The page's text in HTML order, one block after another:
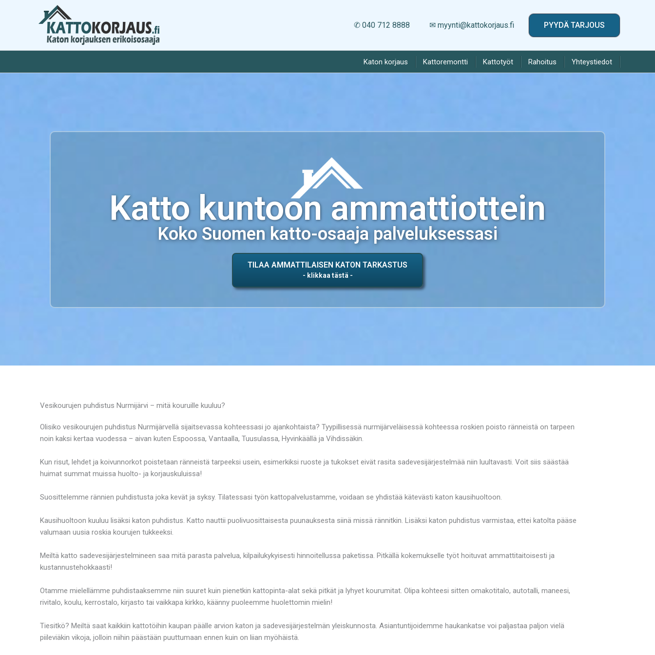
✆ 040 712 8888 ✉ myynti@kattokorjaus.fi PYYDÄ TARJOUS
Katon korjaus Kattoremontti Kattotyöt Rahoitus Yhteystiedot
Katto kuntoon ammattiottein
Koko Suomen katto-osaaja palveluksessasi
TILAA AMMATTILAISEN KATON TARKASTUS
Vesikourujen puhdistus Nurmijärvi – mitä kouruille kuuluu?
Olisiko vesikourujen puhdistus Nurmijärvellä sijaitsevassa kohteessasi jo ajankohtaista? Tyypillisessä nurmijärveläisessä kohteessa roskien poisto ränneistä on tarpeen
noin kaksi kertaa vuodessa – aivan kuten Espoossa, Vantaalla, Tuusulassa, Hyvinkäällä ja Vihdissäkin.
Kun risut, lehdet ja koivunnorkot poistetaan ränneistä tarpeeksi usein, esimerkiksi ruoste ja tukokset eivät rasita sadevesijärjestelmää niin luultavasti. Voit siis säästää
huimat summat muissa huolto- ja korjauskuluissa!
Suosittelemme rännien puhdistusta joka kevät ja syksy. Tilatessasi työn kattopalvelustamme, voidaan se yhdistää kätevästi katon kausihuoltoon.
Kausihuoltoon kuuluu lisäksi katon puhdistus. Katto nauttii puolivuosittaisesta puunauksesta siinä missä rännitkin. Lisäksi katon puhdistus varmistaa, ettei katolta pääse
valumaan uusia roskia kourujen tukkeeksi.
Meiltä katto sadevesijärjestelmineen saa mitä parasta palvelua, kilpailukykyisesti hinnoitellussa paketissa. Pitkällä kokemukselle työt hoituvat ammattitaitoisesti ja
kustannustehokkaasti!
Otamme mielellämme puhdistaaksemme niin suuret kuin pienetkin kattopinta-alat sekä pitkät ja lyhyet kourumitat. Olipa kohteesi sitten omakotitalo, autotalli, maneesi,
rivitalo, koulu, kerrostalo, kirjasto tai vaikkapa kirkko, käänny puoleemme huolettomin mielin!
Tiesitkö? Meiltä saat kaikkiin kattotöihin kaupan päälle arvion katon ja sadevesijärjestelmän yleiskunnosta. Asiantuntijoidemme haukankatse voi paljastaa paljon vielä
piileviäkin vikoja, jolloin niihin päästään puuttumaan ennen kuin on liian myöhäistä.